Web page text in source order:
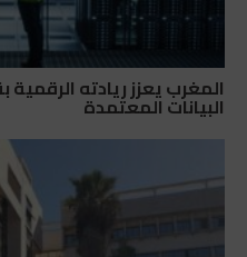
المغرب يعزز ريادته الرقمية
البيانات المعتمدة